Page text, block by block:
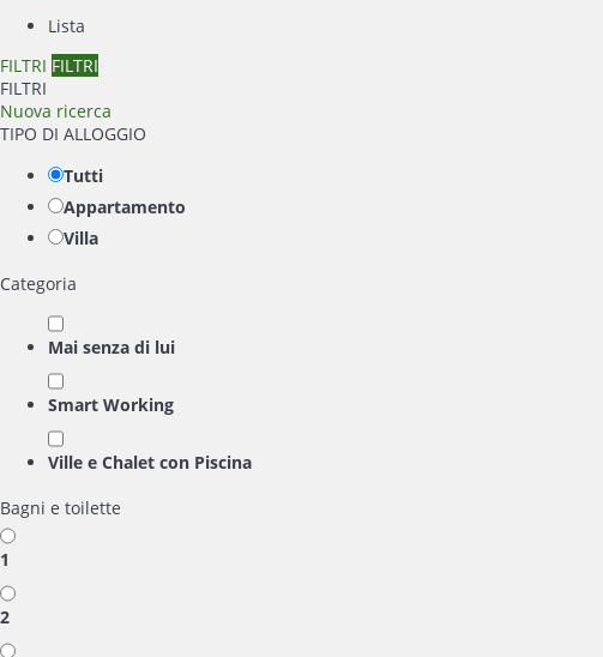
Lista
FILTRI FILTRI
FILTRI
Nuova ricerca
TIPO DI ALLOGGIO
Tutti
Appartamento
Villa
Categoria
Mai senza di lui
Smart Working
Ville e Chalet con Piscina
Bagni e toilette
1
2